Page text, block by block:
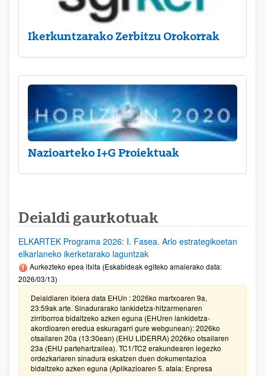
Ikerkuntzarako Zerbitzu Orokorrak
Nazioarteko I+G Proiektuak
Deialdi gaurkotuak
ELKARTEK Programa 2026: I. Fasea. Arlo estrategikoetan
elkarlaneko ikerketarako laguntzak
Aurkezteko epea itxita (Eskabideak egiteko amaierako data:
2026/03/13)
Deialdiaren itxiera data EHUn : 2026ko martxoaren 9a,
23:59ak arte. Sinadurarako lankidetza-hitzarmenaren
zirriborroa bidaltzeko azken eguna (EHUren lankidetza-
akordioaren eredua eskuragarri gure webgunean): 2026ko
otsailaren 20a (13:30ean) (EHU LIDERRA) 2026ko otsailaren
23a (EHU partehartzailea). TC1/TC2 erakundearen legezko
ordezkariaren sinadura eskatzen duen dokumentazioa
bidaltzeko azken eguna (Aplikazioaren 5. atala: Enpresa